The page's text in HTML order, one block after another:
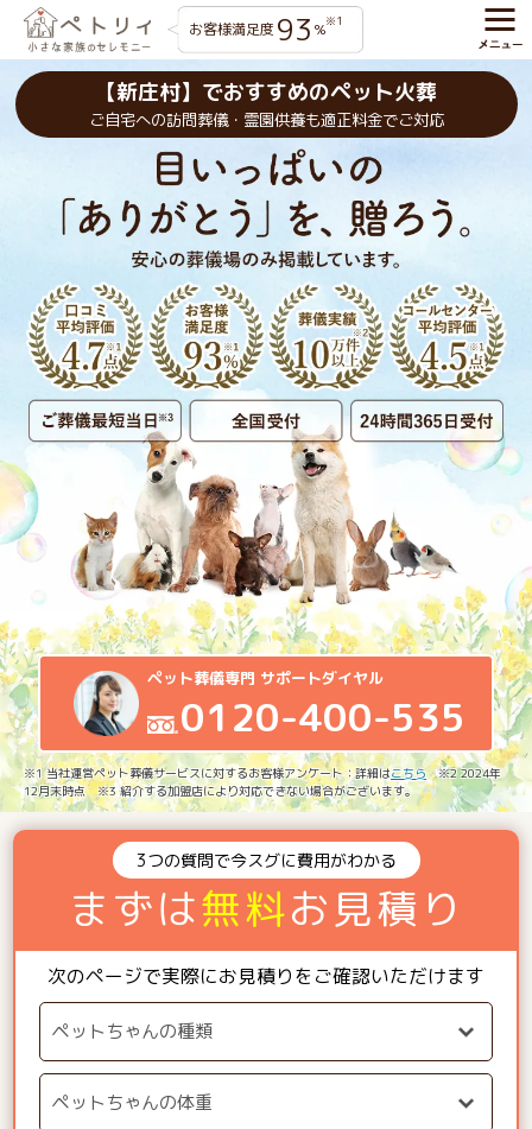
お客様満足度 93 %※1
【新庄村】でおすすめのペット火葬
ご自宅への訪問葬儀・霊園供養も適正料金でご対応
ペット葬儀専門 サポートダイヤル
0120-400-535
※1 当社運営ペット葬儀サービスに対するお客様アンケート：詳細はこちら ※2 2024年
12月末時点 ※3 紹介する加盟店により対応できない場合がございます。
3つの質問で今スグに費用がわかる
まずは無料お見積り
次のページで実際にお見積りをご確認いただけます